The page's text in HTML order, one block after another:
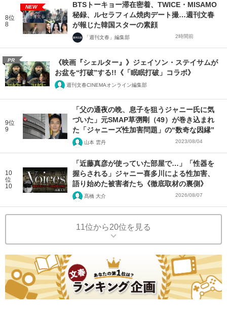
8位
8
NEW
BTSトーキョー滞在密着、TWICE・MISAMO
秘録、ルセラフィム焼肉デート撮…週刊文春
が報じた韓国スターの素顔
「週刊文春」編集部 2時間前
PR
《映画『シェルター』》ジェイソン・ステイサムが
お盆を“打破”する!!《「眠眠打破」コラボ》
週刊文春CINEMAオンライン編集部
9位
9
「父の通夜の晩、息子を狙うジャニー氏に気
づいた」元SMAP草彅剛（49）が巻き込まれ
た「ジャニーズ性加害問題」の“数奇な因縁”
山本 雲丹 2023/08/04
10
位
10
「近藤真彦が使っていた部屋で…」「性器を
握らされる」ジャニー喜多川による性加害、
語り始めた被害者たち《徹底取材の裏側》
髙橋 大介 2026/08/07
11位から20位を見る